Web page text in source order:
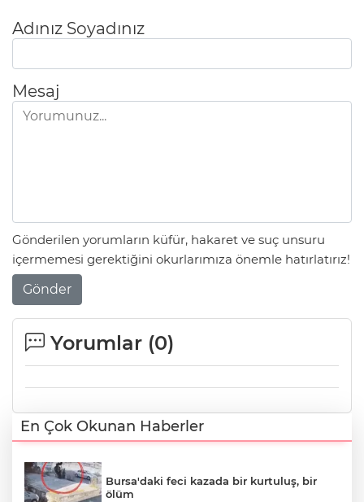
Adınız Soyadınız
Mesaj
Gönderilen yorumların küfür, hakaret ve suç unsuru
içermemesi gerektiğini okurlarımıza önemle hatırlatırız!
Gönder
Yorumlar (0)
En Çok Okunan Haberler
Bursa'daki feci kazada bir kurtuluş, bir
ölüm